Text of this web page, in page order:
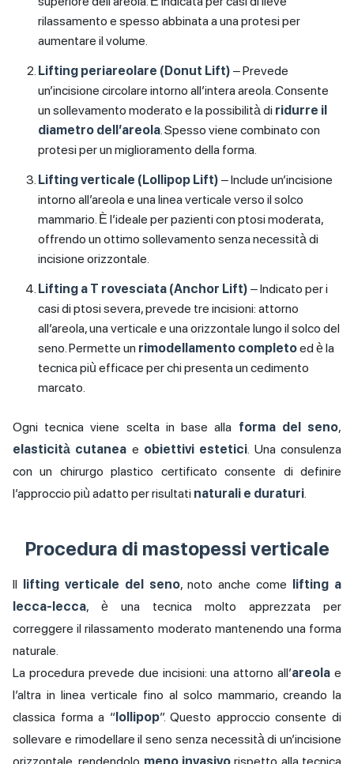
rilassamento e spesso abbinata a una protesi per
aumentare il volume.
Lifting periareolare (Donut Lift) – Prevede
un’incisione circolare intorno all’intera areola. Consente
un sollevamento moderato e la possibilità di ridurre il
diametro dell’areola. Spesso viene combinato con
protesi per un miglioramento della forma.
Lifting verticale (Lollipop Lift) – Include un’incisione
intorno all’areola e una linea verticale verso il solco
mammario. È l’ideale per pazienti con ptosi moderata,
offrendo un ottimo sollevamento senza necessità di
incisione orizzontale.
Lifting a T rovesciata (Anchor Lift) – Indicato per i
casi di ptosi severa, prevede tre incisioni: attorno
all’areola, una verticale e una orizzontale lungo il solco del
seno. Permette un rimodellamento completoed è la
tecnica più efficace per chi presenta un cedimento
marcato.
Ogni tecnica viene scelta in base alla forma del seno,
elasticità cutanea e obiettivi estetici . Una consulenza
con un chirurgo plastico certificato consente di definire
l’approccio più adatto per risultati naturali e duraturi
Procedura di mastopessi verticale
Il lifting verticale del seno, noto anche come lifting a
lecca-lecca, è una tecnica molto apprezzata per
correggere il rilassamento moderato mantenendo una forma
naturale.
La procedura prevede due incisioni: una attorno all’areola e
l’altra in linea verticale fino al solco mammario, creando la
classica forma a “lollipop”. Questo approccio consente di
sollevare e rimodellare il seno senza necessità di un’incisione